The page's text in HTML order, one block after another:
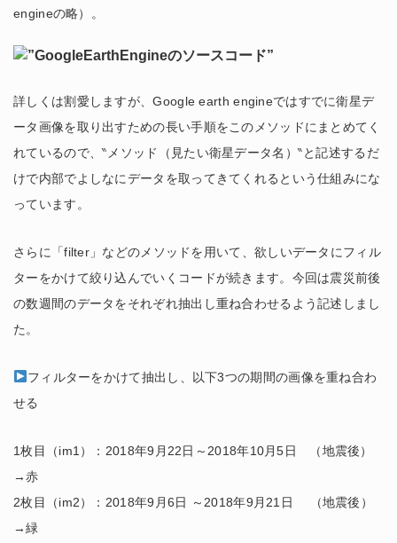
engineの略）。
詳しくは割愛しますが、Google earth engineではすでに衛星デ
ータ画像を取り出すための長い手順をこのメソッドにまとめてく
れているので、‶メソッド（見たい衛星データ名）‶と記述するだ
けで内部でよしなにデータを取ってきてくれるという仕組みにな
っています。
さらに「filter」などのメソッドを用いて、欲しいデータにフィル
ターをかけて絞り込んでいくコードが続きます。今回は震災前後
の数週間のデータをそれぞれ抽出し重ね合わせるよう記述しまし
た。
フィルターをかけて抽出し、以下3つの期間の画像を重ね合わ
せる
1枚目（im1）：2018年9月22日～2018年10月5日 （地震後）
→赤
2枚目（im2）：2018年9月6日 ～2018年9月21日 （地震後）
→緑